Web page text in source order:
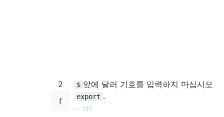
2 $ 앞에 달러 기호를 입력하지 마십시오
export .
fd0